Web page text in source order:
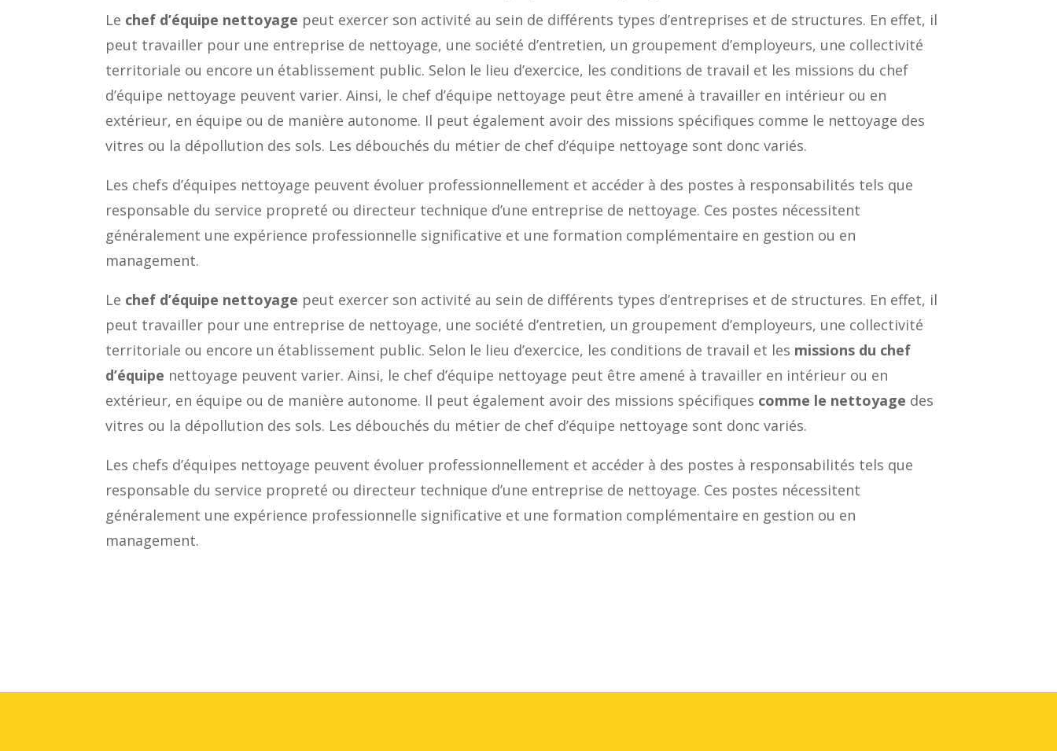
Le chef d’équipe nettoyage peut exercer son activité au sein de différents types d’entreprises et de structures. En effet, il
peut travailler pour une entreprise de nettoyage, une société d’entretien, un groupement d’employeurs, une collectivité
territoriale ou encore un établissement public. Selon le lieu d’exercice, les conditions de travail et les missions du chef
d’équipe nettoyage peuvent varier. Ainsi, le chef d’équipe nettoyage peut être amené à travailler en intérieur ou en
extérieur, en équipe ou de manière autonome. Il peut également avoir des missions spécifiques comme le nettoyage des
vitres ou la dépollution des sols. Les débouchés du métier de chef d’équipe nettoyage sont donc variés.
Les chefs d’équipes nettoyage peuvent évoluer professionnellement et accéder à des postes à responsabilités tels que
responsable du service propreté ou directeur technique d’une entreprise de nettoyage. Ces postes nécessitent
généralement une expérience professionnelle significative et une formation complémentaire en gestion ou en
management.
Le chef d’équipe nettoyage peut exercer son activité au sein de différents types d’entreprises et de structures. En effet, il
peut travailler pour une entreprise de nettoyage, une société d’entretien, un groupement d’employeurs, une collectivité
territoriale ou encore un établissement public. Selon le lieu d’exercice, les conditions de travail et les missions du chef
d’équipe nettoyage peuvent varier. Ainsi, le chef d’équipe nettoyage peut être amené à travailler en intérieur ou en
extérieur, en équipe ou de manière autonome. Il peut également avoir des missions spécifiques comme le nettoyage des
vitres ou la dépollution des sols. Les débouchés du métier de chef d’équipe nettoyage sont donc variés.
Les chefs d’équipes nettoyage peuvent évoluer professionnellement et accéder à des postes à responsabilités tels que
responsable du service propreté ou directeur technique d’une entreprise de nettoyage. Ces postes nécessitent
généralement une expérience professionnelle significative et une formation complémentaire en gestion ou en
management.